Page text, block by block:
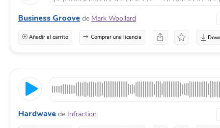
Business Groove de Mark Woollard
Añadir al carrito Comprar una licencia
Hardwave de Infraction